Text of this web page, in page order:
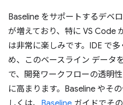
Baseline をサポートするデベ
が増えており、特に VS Code
は非常に楽しみです。IDE で
め、このベースライン データ
で、開発ワークフローの透明
に高まります。Baseline やそ